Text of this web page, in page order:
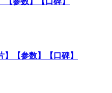
【参数】 【口碑】